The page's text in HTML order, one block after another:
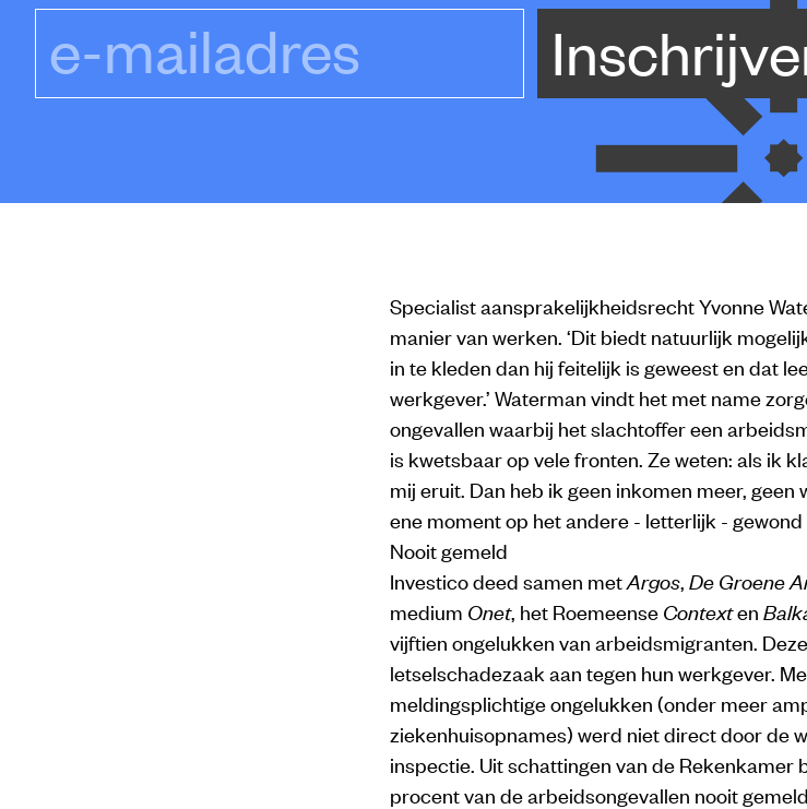
e-mailadres
Specialist aansprakelijkheidsrecht Yvonne
manier van werken. ‘Dit biedt natuurlijk
in te kleden dan hij feitelijk is geweest en dat
werkgever.’ Waterman vindt het met name
ongevallen waarbij het slachtoffer een
is kwetsbaar op vele fronten. Ze weten: als ik
mij eruit. Dan heb ik geen inkomen meer, geen
ene moment op het andere - letterlijk - gewond
Nooit gemeld
Investico deed samen metArgos, De Groene
medium Onet, het Roemeense Contexten
vijftien ongelukken van arbeidsmigranten.
letselschadezaak aan tegen hun werkgever.
meldingsplichtige ongelukken (onder meer
ziekenhuisopnames) werd niet direct door de
inspectie. Uit schattingen van de
procent van de arbeidsongevallen nooit